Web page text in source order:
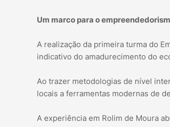
Um marco para o
A realização da primeira turma do
indicativo do amadurecimento do
Ao trazer metodologias de nível
locais a ferramentas modernas de
A experiência em Rolim de Moura